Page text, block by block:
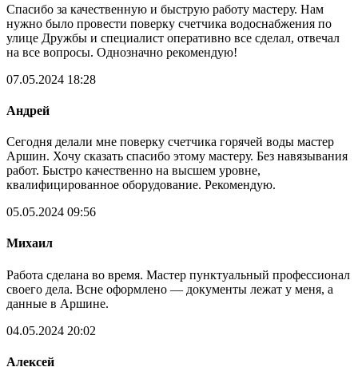
Спасибо за качественную и быструю работу мастеру. Нам
нужно было провести поверку счетчика водоснабжения по
улице Дружбы и специалист оперативно все сделал, отвечал
на все вопросы. Однозначно рекомендую!
07.05.2024 18:28
Андрей
Сегодня делали мне поверку счетчика горячей воды мастер
Аршин. Хочу сказать спасибо этому мастеру. Без навязывания
работ. Быстро качественно на высшем уровне,
квалифицированное оборудование. Рекомендую.
05.05.2024 09:56
Михаил
Работа сделана во время. Мастер пунктуальный профессионал
своего дела. Всне оформлено — документы лежат у меня, а
данные в Аршине.
04.05.2024 20:02
Алексей